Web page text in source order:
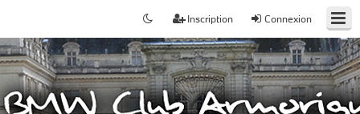
Connexion
Inscription